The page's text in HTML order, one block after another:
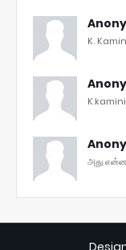
K.
K.kamini
அது